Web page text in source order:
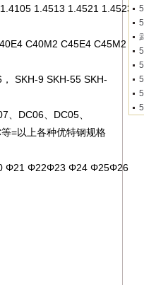
1.4513 1.4521 1.4523
C40M2 C45E4
SKH-9 SKH-55 SKH-
、DC06、DC05、
=以上各种优特钢规格
Φ21 Φ22Φ23 Φ24 Φ25Φ26